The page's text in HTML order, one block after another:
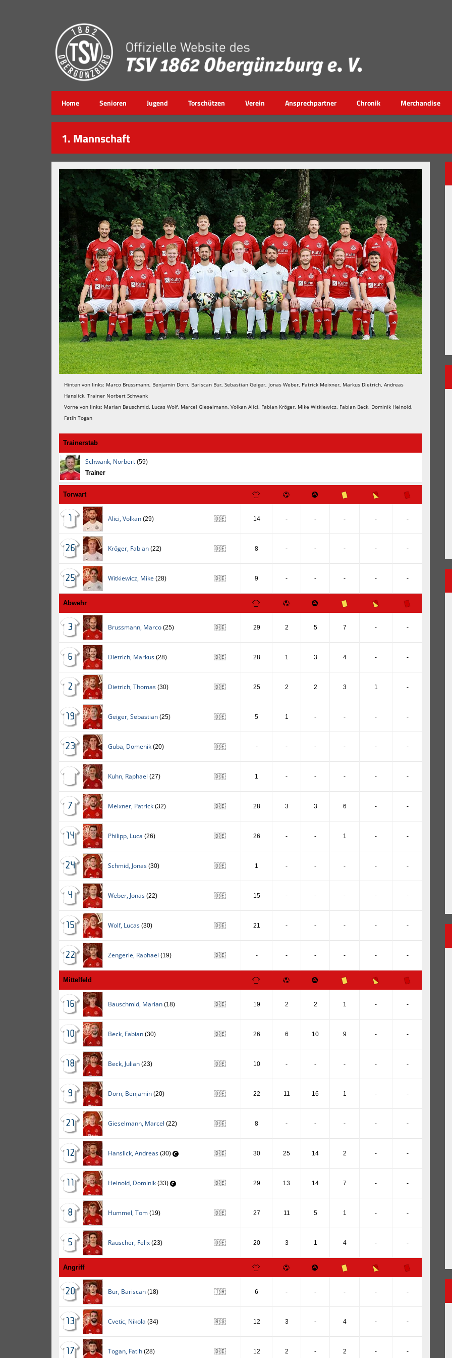
Home Senioren Jugend Torschützen Verein Ansprechpartner Chronik Merchandise
1. Mannschaft
Hinten von links: Marco Brussmann, Benjamin Dorn, Bariscan Bur, Sebastian Geiger, Jonas Weber, Patrick Meixner, Markus Dietrich, Andreas
Hanslick, Trainer Norbert Schwank
Vorne von links: Marian Bauschmid, Lucas Wolf, Marcel Gieselmann, Volkan Alici, Fabian Kröger, Mike Witkiewicz, Fabian Beck, Dominik Heinold,
Fatih Togan
Trainerstab
Schwank, Norbert (59)
Trainer
Torwart
1 Alici,Volkan (29) 🇩🇪 14 - - - - -
26 Kröger, Fabian (22) 🇩🇪 8 - - - - -
25 Witkiewicz, Mike (28) 🇩🇪 9 - - - - -
Abwehr
3 Brussmann, Marco (25) 🇩🇪 29 2 5 7 - -
6 Dietrich, Markus (28) 🇩🇪 28 1 3 4 - -
2 Dietrich,Thomas (30) 🇩🇪 25 2 2 3 1 -
19 Geiger,Sebastian (25) 🇩🇪 5 1 - - - -
23 Guba, Domenik (20) 🇩🇪 - - - - - -
Kuhn, Raphael (27) 🇩🇪 1 - - - - -
7 Meixner, Patrick (32) 🇩🇪 28 3 3 6 - -
14 Philipp, Luca (26) 🇩🇪 26 - - 1 - -
24 Schmid, Jonas (30) 🇩🇪 1 - - - - -
4 Weber, Jonas (22) 🇩🇪 15 - - - - -
15 Wolf, Lucas (30) 🇩🇪 21 - - - - -
22 Zengerle, Raphael (19) 🇩🇪 - - - - - -
Mittelfeld
16 Bauschmid, Marian (18) 🇩🇪 19 2 2 1 - -
10 Beck, Fabian (30) 🇩🇪 26 6 10 9 - -
18 Beck, Julian (23) 🇩🇪 10 - - - - -
9 Dorn, Benjamin (20) 🇩🇪 22 11 16 1 - -
21 Gieselmann, Marcel (22) 🇩🇪 8 - - - - -
12 Hanslick,Andreas (30) 🇩🇪 30 25 14 2 - -
11 Heinold, Dominik (33) 🇩🇪 29 13 14 7 - -
8 Hummel,Tom (19) 🇩🇪 27 11 5 1 - -
5 Rauscher, Felix (23) 🇩🇪 20 3 1 4 - -
Angriff
20 Bur, Bariscan (18) 🇹🇷 6 - - - - -
13 Cvetic, Nikola (34) 🇷🇸 12 3 - 4 - -
17 Togan, Fatih (28) 🇩🇪 12 2 - 2 - -